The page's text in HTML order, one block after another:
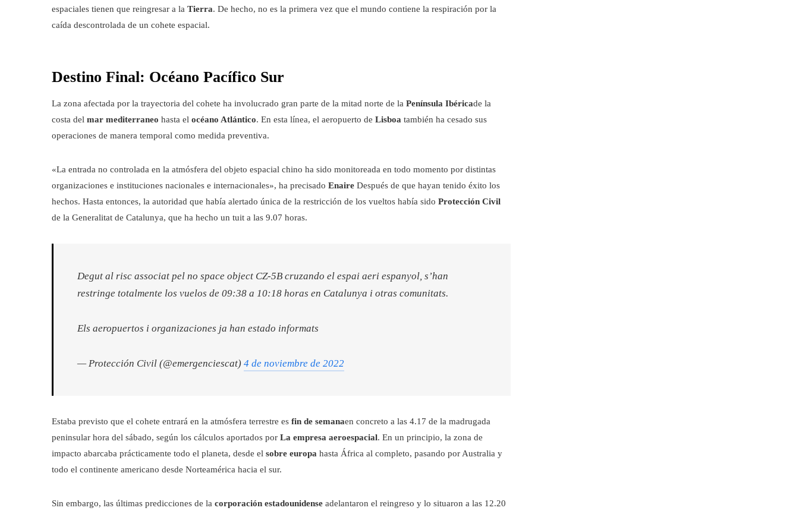
espaciales tienen que reingresar a la Tierra. De hecho, no es la primera vez que el mundo contiene la respiración por la
caída descontrolada de un cohete espacial.
Destino Final: Océano Pacífico Sur
La zona afectada por la trayectoria del cohete ha involucrado gran parte de la mitad norte de la Península Ibéricade la
costa del mar mediterraneo hasta el océano Atlántico. En esta línea, el aeropuerto de Lisboa también ha cesado sus
operaciones de manera temporal como medida preventiva.
«La entrada no controlada en la atmósfera del objeto espacial chino ha sido monitoreada en todo momento por distintas
organizaciones e instituciones nacionales e internacionales», ha precisado Enaire Después de que hayan tenido éxito los
hechos. Hasta entonces, la autoridad que había alertado única de la restricción de los vueltos había sido Protección Civil
de la Generalitat de Catalunya, que ha hecho un tuit a las 9.07 horas.
Degut al risc associat pel no space object CZ-5B cruzando el espai aeri espanyol, s’han
restringe totalmente los vuelos de 09:38 a 10:18 horas en Catalunya i otras comunitats.
Els aeropuertos i organizaciones ja han estado informats
— Protección Civil (@emergenciescat) 4 de noviembre de 2022
Estaba previsto que el cohete entrará en la atmósfera terrestre es fin de semanaen concreto a las 4.17 de la madrugada
peninsular hora del sábado, según los cálculos aportados por La empresa aeroespacial. En un principio, la zona de
impacto abarcaba prácticamente todo el planeta, desde el sobre europa hasta África al completo, pasando por Australia y
todo el continente americano desde Norteamérica hacia el sur.
Sin embargo, las últimas predicciones de la corporación estadounidense adelantaron el reingreso y lo situaron a las 12.20